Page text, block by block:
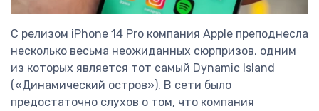
С релизом iPhone 14 Pro компания Apple преподнесла
несколько весьма неожиданных сюрпризов, одним
из которых является тот самый Dynamic Island
(«Динамический остров»). В сети было
предостаточно слухов о том, что компания